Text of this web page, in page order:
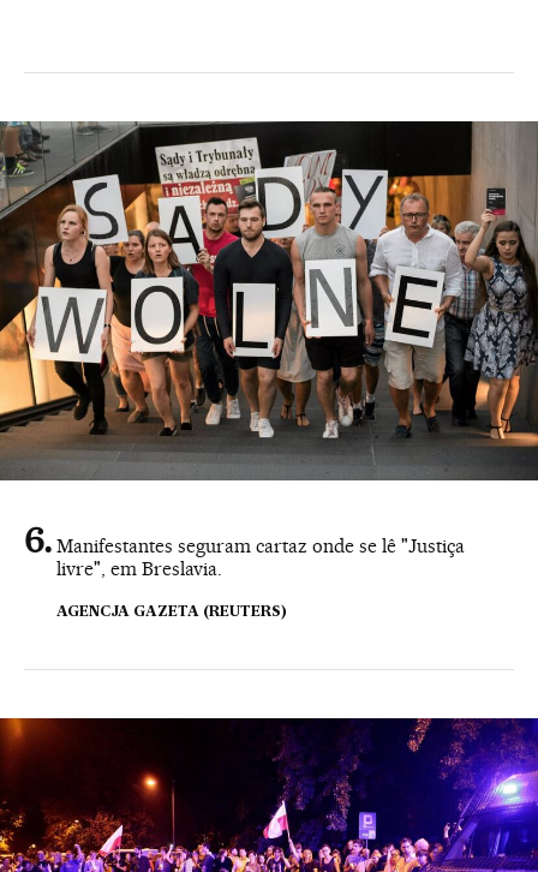
Manifestantes seguram cartaz onde se lê "Justiça
livre", em Breslavia.
AGENCJA GAZETA (REUTERS)